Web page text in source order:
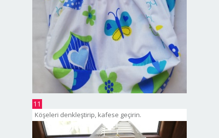
11
Köşeleri denkleştirip, kafese geçirin.